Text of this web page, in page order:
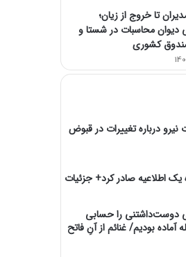
تا خروج از زیان؛
دیوان محاسبات در شستا و
کشوری
نیرو درباره تغییرات در قبوض
یک اطلاعیه صادر کرد+ جزئیات
دوست‌داشتنی را حسابی
بودیم/ غنائم از آنِ فاتح